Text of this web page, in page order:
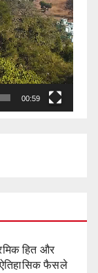
00:59
हित और
फैसले